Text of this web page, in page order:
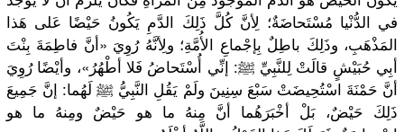
في الدُّنْيا مُسْتَحاضَةٌ؛ لِأنَّ كُلَّ ذَلِكَ الدَّمِ يَكُونُ حَيْضًا عَلى هَذا
المَذْهَبِ، وذَلِكَ باطِلٌ بِإجْماعِ الأُمَّةِ؛ ولِأنَّهُ رُوِيَ «أنَّ فاطِمَةَ بِنْتَ
أبِي حُبَيْشٍ قالَتْ لِلنَّبِيِّ ﷺ: إنِّي أُسْتَحاضُ فَلا أطْهُرُ»، وأيْضًا رُوِيَ
أنَّ حَمْنَةَ اسْتُحِيضَتْ سَبْعَ سِنِينَ ولَمْ يَقُلِ النَّبِيُّ ﷺ لَهُما: إنَّ جَمِيعَ
ذَلِكَ حَيْضٌ، بَلْ أخْبَرَهُما أنَّ مِنهُ ما هو حَيْضٌ ومِنهُ ما هو